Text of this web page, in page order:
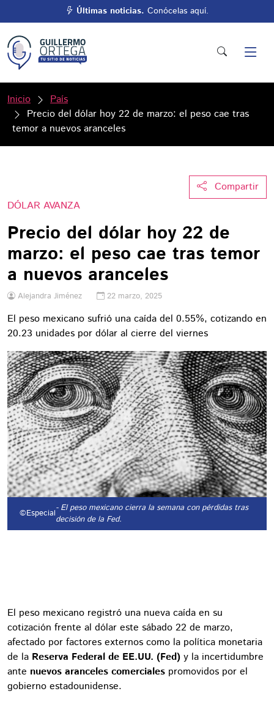
Últimas noticias. Conócelas aquí.
Inicio
País
Precio del dólar hoy 22 de marzo: el peso cae tras
temor a nuevos aranceles
Compartir
DÓLAR AVANZA
Precio del dólar hoy 22 de
marzo: el peso cae tras temor
a nuevos aranceles
Alejandra Jiménez 22 marzo, 2025
El peso mexicano sufrió una caída del 0.55%, cotizando en
20.23 unidades por dólar al cierre del viernes
©Especial- El peso mexicano cierra la semana con pérdidas tras
decisión de la Fed.
El peso mexicano registró una nueva caída en su
cotización frente al dólar este sábado 22 de marzo,
afectado por factores externos como la política monetaria
de la Reserva Federal de EE.UU. (Fed) y la incertidumbre
ante nuevos aranceles comerciales promovidos por el
gobierno estadounidense.